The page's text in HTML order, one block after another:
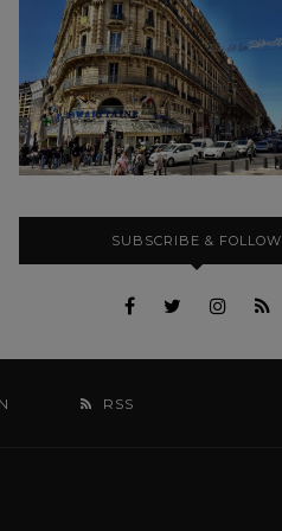
SUBSCRIBE & FOLLOW
RSS